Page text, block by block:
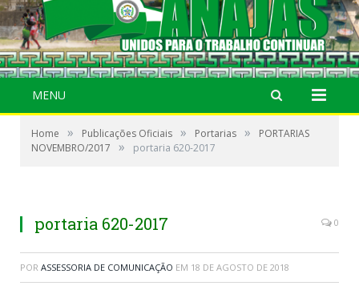
MENU
Home » Publicações Oficiais » Portarias »
PORTARIAS
NOVEMBRO/2017
» portaria 620-2017
portaria 620-2017 0
POR ASSESSORIA DE COMUNICAÇÃO EM 18 DE AGOSTO DE 2018